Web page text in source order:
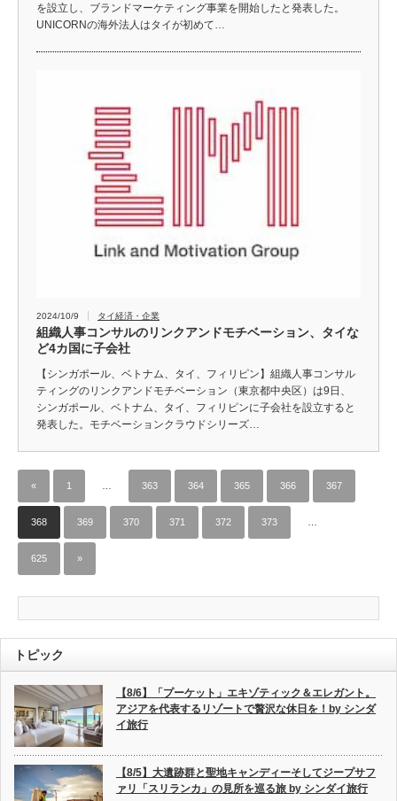
を設立し、ブランドマーケティング事業を開始したと発表した。
UNICORNの海外法人はタイが初めて…
2024/10/9 タイ経済・企業
組織人事コンサルのリンクアンドモチベーション、タイな
ど4カ国に子会社
【シンガポール、ベトナム、タイ、フィリピン】組織人事コンサル
ティングのリンクアンドモチベーション（東京都中央区）は9日、
シンガポール、ベトナム、タイ、フィリピンに子会社を設立すると
発表した。モチベーションクラウドシリーズ…
« 1 363 364 365 366 367
368 369 370 371 372 373
625 »
トピック
【8/6】「プーケット」エキゾティック＆エレガント。
アジアを代表するリゾートで贅沢な休日を！by シンダ
イ旅行
【8/5】大遺跡群と聖地キャンディーそしてジープサフ
ァリ「スリランカ」の見所を巡る旅 by シンダイ旅行